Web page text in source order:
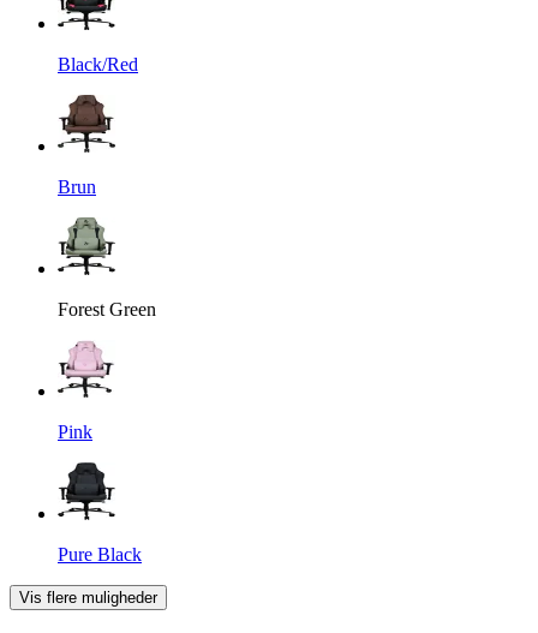
Black/Red
Brun
Forest Green
Pink
Pure Black
Vis flere muligheder